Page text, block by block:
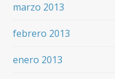
marzo 2013
febrero 2013
enero 2013